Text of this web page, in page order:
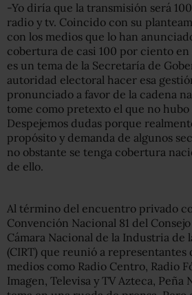
-Yo diría que la transmisión será
radio y tv. Coincido con su
con los medios que lo han
cobertura de casi 100 por ciento en
es un tema de la Secretaría de
autoridad electoral hacer esa
pronunciado a favor de la cadena
tome como pretexto el que no
Despejemos dudas porque
propósito y demanda de algunos
no obstante se tenga cobertura
de ello.
Al término del encuentro privado
Convención Nacional 81 del
Cámara Nacional de la Industria de
(CIRT) que reunió a representantes
medios como Radio Centro, Radio
Imagen, Televisa y TV Azteca,